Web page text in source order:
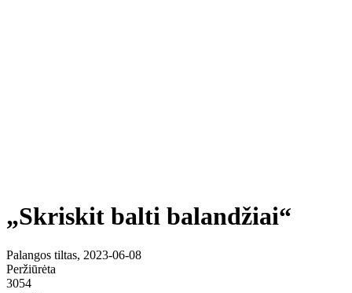
„Skriskit balti balandžiai“
Palangos tiltas, 2023-06-08
Peržiūrėta
3054